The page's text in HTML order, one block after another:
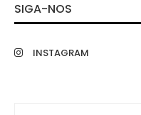
SIGA-NOS
INSTAGRAM